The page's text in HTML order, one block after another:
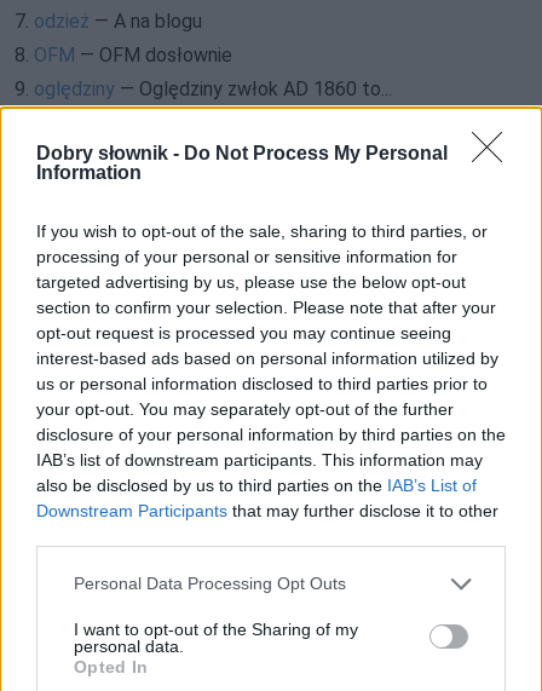
Dobry słownik - Do Not Process My Personal
Information
If you wish to opt-out of the sale, sharing to third parties, or
processing of your personal or sensitive information for
targeted advertising by us, please use the below opt-out
section to confirm your selection. Please note that after your
opt-out request is processed you may continue seeing
interest-based ads based on personal information utilized by
us or personal information disclosed to third parties prior to
your opt-out. You may separately opt-out of the further
disclosure of your personal information by third parties on the
IAB’s list of downstream participants. This information may
also be disclosed by us to third parties on the IAB’s List of
Downstream Participants that may further disclose it to other
Please note that this website/app uses one or more Google
not limited to your visit or usage behaviour. You may click to
grant or deny consent to Google and its third-party tags to
use your data for below specified purposes in below Google
Personal Data Processing Opt Outs
I want to opt-out of the Sharing of my
personal data.
Opted In
7. odzież — A na blogu
8. OFM — OFM dosłownie
9. oględziny — Oględziny zwłok AD 1860 to...
11.OK— OKw scrabble
13.okręt— Dlaczego okręty mają zwykle żeńskie nazwy?
14.Oksa— Dawniej teżOksza
15.oksza— Pochodzenie nazwy
16.oktabina— Pochodzenie słowaoktabina
17.olewać— Od wulgarności do naukowości
18.ołów— Takie są skutki braku ołowiu
19.omega-3— Skądomega-3?
20.OMG— Pochodzenie wyrażenia OMG
21.omownia— Kto powymyślał te wszystkie nazwy?
— OP — oczywiste pochodzenie
opamiętać się— Upamiętaj się!
op. cit.— Pochodzenie skrótu